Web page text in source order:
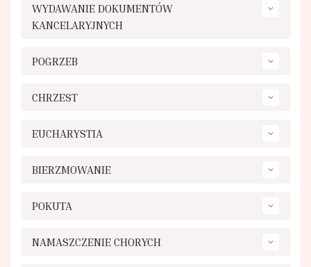
Rycerze św. Jana Pawła II
Apostolstwo Pomocy Duszom Czyśćcowym
Wspólnota modlitewna "Ojczyzna"
WYDAWANIE DOKUMENTÓW
KANCELARYJNYCH
POGRZEB
CHRZEST
EUCHARYSTIA
BIERZMOWANIE
POKUTA
NAMASZCZENIE CHORYCH